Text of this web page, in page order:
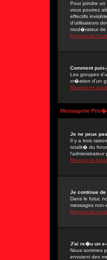
Pour joindre un
vous pourrez
effectifs
d'utilisateurs
mod�rateur de
Revenir en
Comment
Les groupes
cr�ation d'un
Revenir en
Messagerie
Je ne peux
Il y a trois
totalit� du
l'administrateur
Revenir en
Je continue
Dans le futur,
messages
Revenir en
J'ai re�u un e-
Nous sommes
envoient des